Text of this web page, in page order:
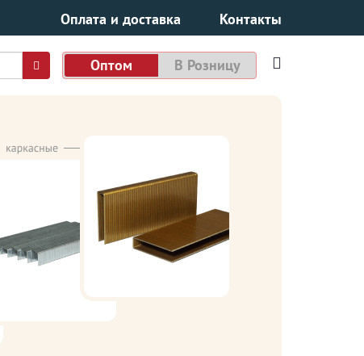
Оплата и доставка Контакты
Оптом В Розницу